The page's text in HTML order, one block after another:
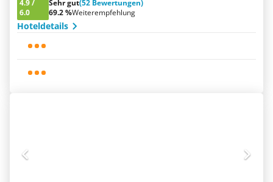
4.9/
6.0
Sehr gut(52 Bewertungen)
69.2 %Weiterempfehlung
Hoteldetails